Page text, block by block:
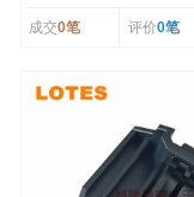
成交0笔 评价0笔